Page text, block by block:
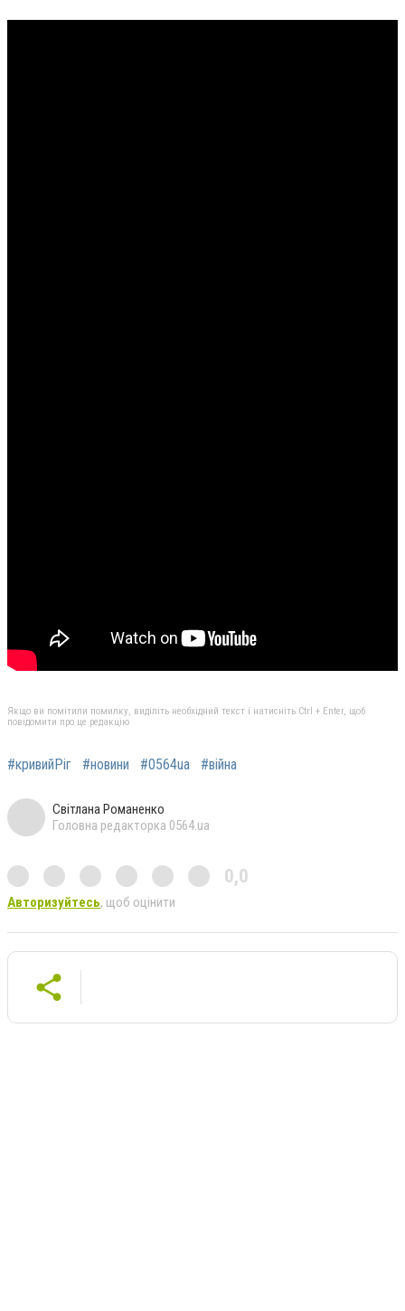
Якщо ви помітили помилку, виділіть необхідний текст і натисніть Ctrl + Enter, щоб
повідомити про це редакцію
#кривийРіг #новини #0564ua #війна
Світлана Романенко
Головна редакторка 0564.ua
0,0
Авторизуйтесь, щоб оцінити